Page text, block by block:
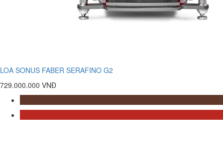
LOA SONUS FABER SERAFINO G2
729.000.000 VNĐ